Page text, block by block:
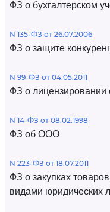
ФЗ о бухгалтерском
N 135-ФЗ от 26.07.2006
ФЗ о защите
N 99-ФЗ от 04.05.2011
ФЗ о лицензировании
N 14-ФЗ от 08.02.1998
ФЗ об ООО
N 223-ФЗ от 18.07.2011
ФЗ о закупках
видами юридических